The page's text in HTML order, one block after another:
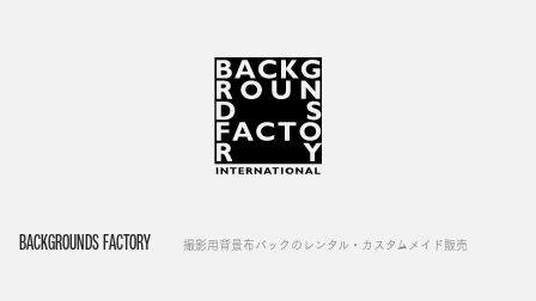
BACKGROUNDS FACTORY 撮影用背景布バックのレンタル・カスタムメイド販売